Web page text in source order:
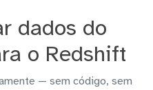
dados do
o Redshift
— sem código, sem